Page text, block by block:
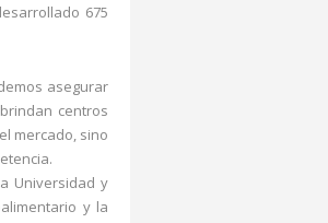
675
asegurar
centros
mercado, sino
Universidad y
y la